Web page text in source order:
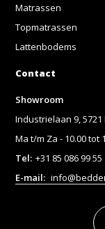
Matrassen
Topmatrassen
Lattenbodems
Contact
Showroom
Industrielaan 9, 5721
Ma t/m Za - 10.00 tot
Tel: +31 85 086 99 55
E-mail: